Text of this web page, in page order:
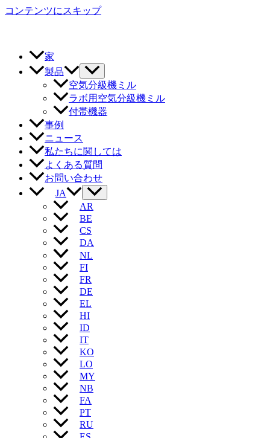
コンテンツにスキップ
家
製品
空気分級機ミル
ラボ用空気分級機ミル
付帯機器
事例
ニュース
私たちに関しては
よくある質問
お問い合わせ
JA
AR
BE
CS
DA
NL
FI
FR
DE
EL
HI
ID
IT
KO
LO
MY
NB
FA
PT
RU